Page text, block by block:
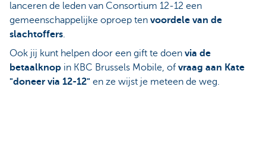
lanceren de leden van Consortium 12-12 een
gemeenschappelijke oproep ten voordele van de
slachtoffers.
Ook jij kunt helpen door een gift te doen via de
betaalknop in KBC Brussels Mobile, of vraag aan Kate
"doneer via 12-12" en ze wijst je meteen de weg.